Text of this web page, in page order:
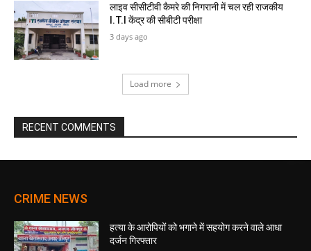
लाइव सीसीटीवी कैमरे की निगरानी में चल रही राजकीय
I.T.I केंद्र की सीबीटी परीक्षा
3 days ago
Load more
RECENT COMMENTS
CRIME NEWS
हत्या के आरोपियों को भगाने में सहयोग करने वाले आधा
दर्जन गिरफ्तार